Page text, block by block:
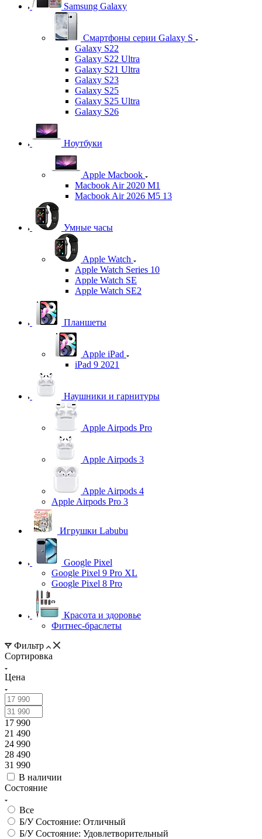
Samsung Galaxy
Смартфоны серии Galaxy S
Galaxy S22
Galaxy S22 Ultra
Galaxy S21 Ultra
Galaxy S23
Galaxy S25
Galaxy S25 Ultra
Galaxy S26
Ноутбуки
Apple Macbook
Macbook Air 2020 M1
Macbook Air 2026 M5 13
Умные часы
Apple Watch
Apple Watch Series 10
Apple Watch SE
Apple Watch SE2
Планшеты
Apple iPad
iPad 9 2021
Наушники и гарнитуры
Apple Airpods Pro
Apple Airpods 3
Apple Airpods 4
Apple Airpods Pro 3
Игрушки Labubu
Google Pixel
Google Pixel 9 Pro XL
Google Pixel 8 Pro
Красота и здоровье
Фитнес-браслеты
Фильтр
Сортировка
Цена
17 990
21 490
24 990
28 490
31 990
В наличии
Состояние
Все
Б/У Состояние: Отличный
Б/У Состояние: Удовлетворительный